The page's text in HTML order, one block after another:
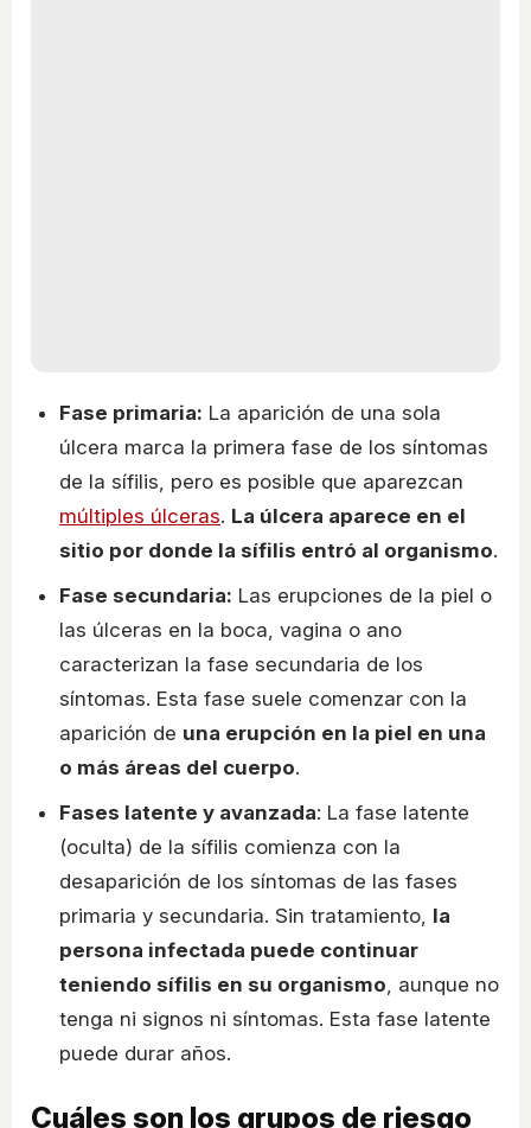
Fase primaria: La aparición de una sola
úlcera marca la primera fase de los síntomas
de la sífilis, pero es posible que aparezcan
múltiples úlceras. La úlcera aparece en el
sitio por donde la sífilis entró al organismo.
Fase secundaria: Las erupciones de la piel o
las úlceras en la boca, vagina o ano
caracterizan la fase secundaria de los
síntomas. Esta fase suele comenzar con la
aparición de una erupción en la piel en una
o más áreas del cuerpo.
Fases latente y avanzada: La fase latente
(oculta) de la sífilis comienza con la
desaparición de los síntomas de las fases
primaria y secundaria. Sin tratamiento, la
persona infectada puede continuar
teniendo sífilis en su organismo, aunque no
tenga ni signos ni síntomas. Esta fase latente
puede durar años.
Cuáles son los grupos de riesgo